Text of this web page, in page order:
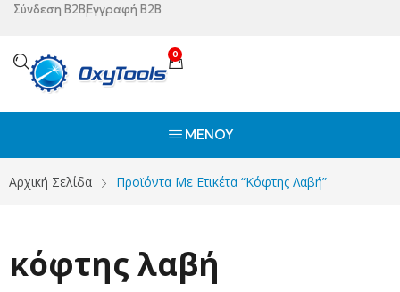
Σύνδεση B2BΕγγραφή B2B
0
ΜΕΝΟΎ
Αρχική Σελίδα Προϊόντα Με Ετικέτα “κόφτης Λαβή”
κόφτης λαβή